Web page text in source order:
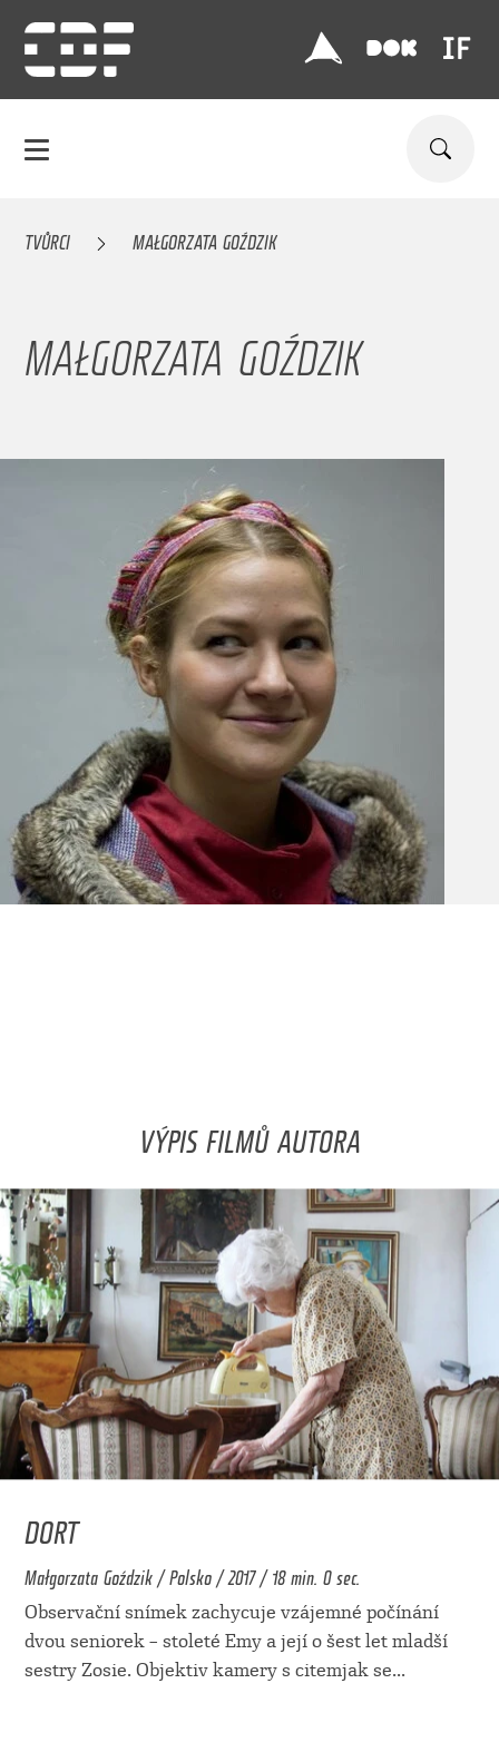
TVŮRCI MAŁGORZATA GOŹDZIK
MAŁGORZATA GOŹDZIK
VÝPIS FILMŮ AUTORA
DORT
Małgorzata Goździk / Polsko / 2017 / 18 min. 0 sec.
Observační snímek zachycuje vzájemné počínání
dvou seniorek – stoleté Emy a její o šest let mladší
sestry Zosie. Objektiv kamery s citemjak se...